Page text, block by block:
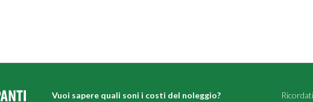
Vuoi sapere quali soni i costi del noleggio?